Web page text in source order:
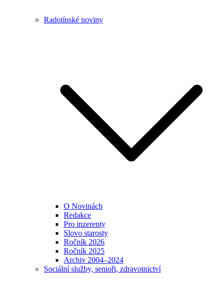
Radotínské noviny
O Novinách
Redakce
Pro inzerenty
Slovo starosty
Ročník 2026
Ročník 2025
Archiv 2004–2024
Sociální služby, senioři, zdravotnictví